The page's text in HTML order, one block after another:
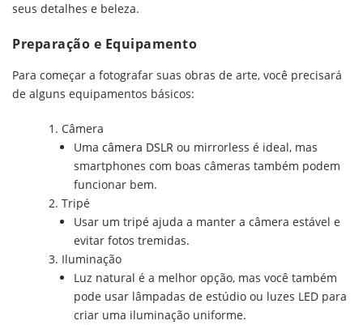
seus detalhes e beleza.
Preparação e Equipamento
Para começar a fotografar suas obras de arte, você precisará
de alguns equipamentos básicos:
Câmera
Uma câmera DSLR ou mirrorless é ideal, mas
smartphones com boas câmeras também podem
funcionar bem.
Tripé
Usar um tripé ajuda a manter a câmera estável e
evitar fotos tremidas.
Iluminação
Luz natural é a melhor opção, mas você também
pode usar lâmpadas de estúdio ou luzes LED para
criar uma iluminação uniforme.